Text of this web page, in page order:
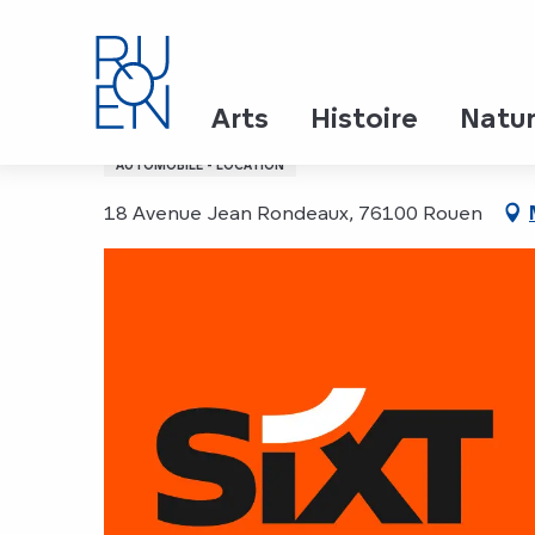
Arts Histoire
SIXT, Location de
AUTOMOBILE - LOCATION
18 Avenue Jean Rondeaux, 76100 Rouen